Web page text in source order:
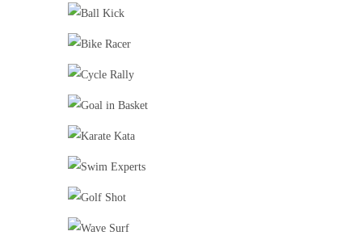
BALL KICK
Ball Games
BIKE RACER
pooky Stunt
CYCLE RALLY
Racing Trialling
GOAL IN BASKET
Ball Games
KARATE KATA
Stunt
SWIM EXPERTS
Stunt
GOLF SHOT
pitch putt
WAVE SURF